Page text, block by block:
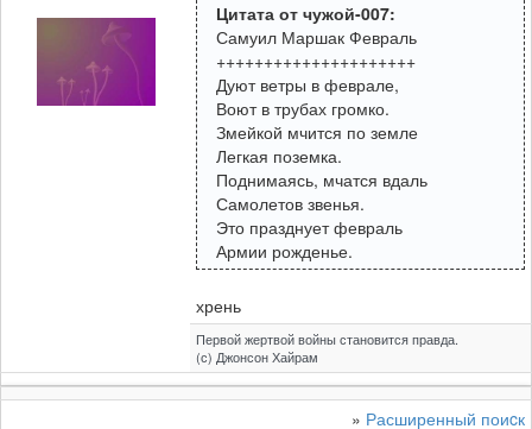
Цитата от чужой-007:
Самуил Маршак Февраль
+++++++++++++++++++++
Дуют ветры в феврале,
Воют в трубах громко.
Змейкой мчится по земле
Легкая поземка.
Поднимаясь, мчатся вдаль
Самолетов звенья.
Это празднует февраль
Армии рожденье.
хрень
Первой жертвой войны становится правда.
(с) Джонсон Хайрам
» Расширенный поиcк